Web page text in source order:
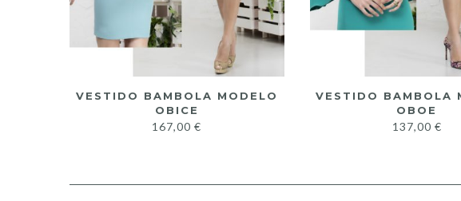
VESTIDO BAMBOLA MODELO
OBICE
167,00€
VESTIDO BAMBOLA
OBOE
137,00 €